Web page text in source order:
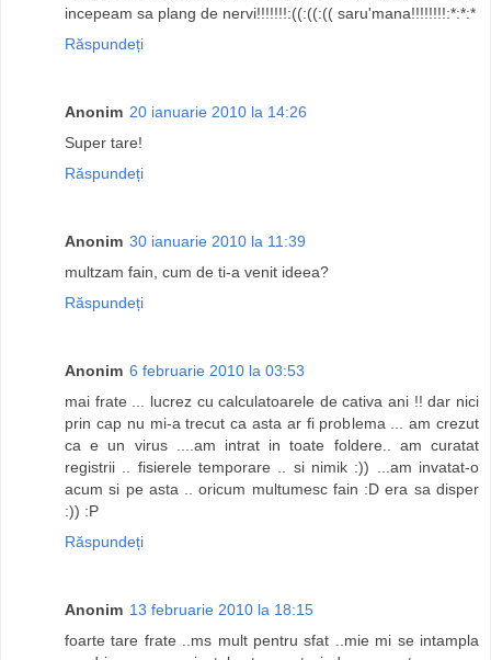
incepeam sa plang de nervi!!!!!!!:((:((:(( saru'mana!!!!!!!!:*:*:*
Răspundeți
Anonim 20 ianuarie 2010 la 14:26
Super tare!
Răspundeți
Anonim 30 ianuarie 2010 la 11:39
multzam fain, cum de ti-a venit ideea?
Răspundeți
Anonim 6 februarie 2010 la 03:53
mai frate ... lucrez cu calculatoarele de cativa ani !! dar nici
prin cap nu mi-a trecut ca asta ar fi problema ... am crezut
ca e un virus ....am intrat in toate foldere.. am curatat
registrii .. fisierele temporare .. si nimik :)) ...am invatat-o
acum si pe asta .. oricum multumesc fain :D era sa disper
:)) :P
Răspundeți
Anonim 13 februarie 2010 la 18:15
foarte tare frate ..ms mult pentru sfat ..mie mi se intampla